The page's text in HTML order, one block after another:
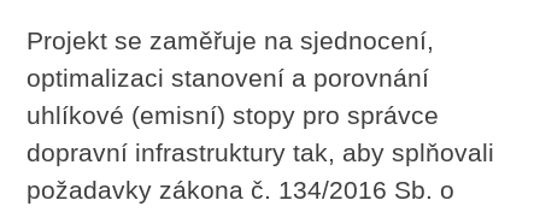
Projekt se zaměřuje na sjednocení,
optimalizaci stanovení a porovnání
uhlíkové (emisní) stopy pro správce
dopravní infrastruktury tak, aby splňovali
požadavky zákona č. 134/2016 Sb. o